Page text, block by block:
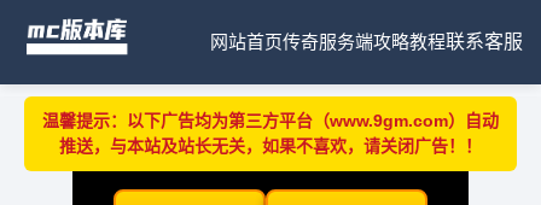
网站首页传奇服务端攻略教程联系客服
温馨提示：以下广告均为第三方平台（www.9gm.com）自动
推送，与本站及站长无关，如果不喜欢，请关闭广告！！